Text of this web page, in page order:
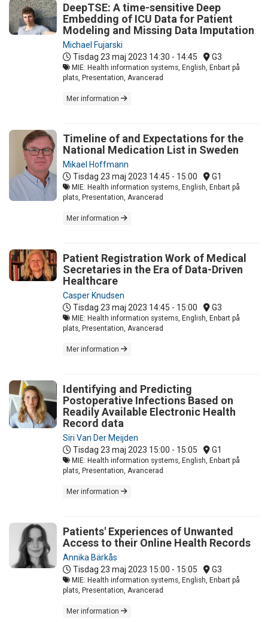
DeepTSE: A time-sensitive Deep
Embedding of ICU Data for Patient
Modeling and Missing Data Imputation
Michael Fujarski
Tisdag 23 maj 2023 14:30 - 14:45 G3
MIE: Health information systems, English, Enbart på
plats, Presentation, Avancerad
Mer information
Timeline of and Expectations for the
National Medication List in Sweden
Mikael Hoffmann
Tisdag 23 maj 2023 14:45 - 15:00 G1
MIE: Health information systems, English, Enbart på
plats, Presentation, Avancerad
Mer information
Patient Registration Work of Medical
Secretaries in the Era of Data-Driven
Healthcare
Casper Knudsen
Tisdag 23 maj 2023 14:45 - 15:00 G3
MIE: Health information systems, English, Enbart på
plats, Presentation, Avancerad
Mer information
Identifying and Predicting
Postoperative Infections Based on
Readily Available Electronic Health
Record data
Siri Van Der Meijden
Tisdag 23 maj 2023 15:00 - 15:05 G1
MIE: Health information systems, English, Enbart på
plats, Presentation, Avancerad
Mer information
Patients' Experiences of Unwanted
Access to their Online Health Records
Annika Bärkås
Tisdag 23 maj 2023 15:00 - 15:05 G3
MIE: Health information systems, English, Enbart på
plats, Presentation, Avancerad
Mer information